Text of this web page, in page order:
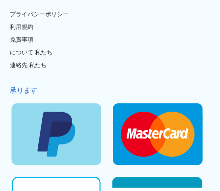
プライバシーポリシー
利用規約
免責事項
について 私たち
連絡先 私たち
承ります